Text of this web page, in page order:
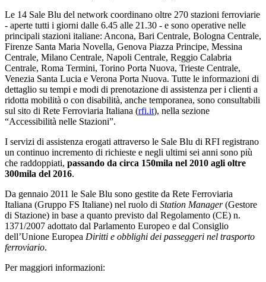
Le 14 Sale Blu del network coordinano oltre 270 stazioni ferroviarie
- aperte tutti i giorni dalle 6.45 alle 21.30 - e sono operative nelle
principali stazioni italiane: Ancona, Bari Centrale, Bologna Centrale,
Firenze Santa Maria Novella, Genova Piazza Principe, Messina
Centrale, Milano Centrale, Napoli Centrale, Reggio Calabria
Centrale, Roma Termini, Torino Porta Nuova, Trieste Centrale,
Venezia Santa Lucia e Verona Porta Nuova. Tutte le informazioni di
dettaglio su tempi e modi di prenotazione di assistenza per i clienti a
ridotta mobilità o con disabilità, anche temporanea, sono consultabili
sul sito di Rete Ferroviaria Italiana (rfi.it), nella sezione
“Accessibilità nelle Stazioni”.
I servizi di assistenza erogati attraverso le Sale Blu di RFI registrano
un continuo incremento di richieste e negli ultimi sei anni sono più
che raddoppiati, passando da circa 150mila nel 2010 agli oltre
300mila del 2016.
Da gennaio 2011 le Sale Blu sono gestite da Rete Ferroviaria
Italiana (Gruppo FS Italiane) nel ruolo di Station Manager(Gestore
di Stazione) in base a quanto previsto dal Regolamento (CE) n.
1371/2007 adottato dal Parlamento Europeo e dal Consiglio
dell’Unione Europea Diritti e obblighi dei passeggeri nel trasporto
ferroviario.
Per maggiori informazioni: